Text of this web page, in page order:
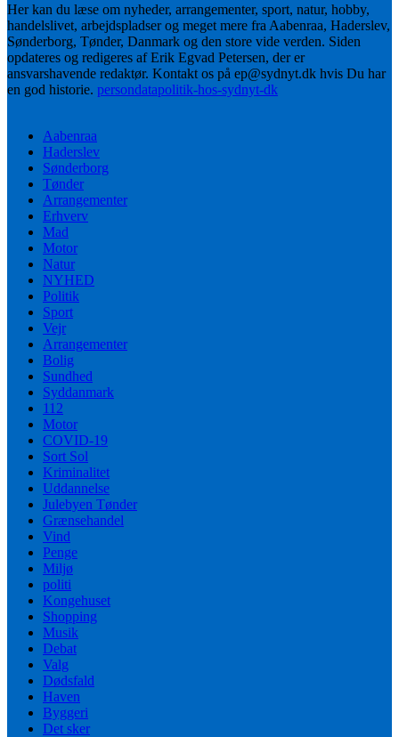
Her kan du læse om nyheder, arrangementer, sport, natur, hobby,
handelslivet, arbejdspladser og meget mere fra Aabenraa, Haderslev,
Sønderborg, Tønder, Danmark og den store vide verden. Siden
opdateres og redigeres af Erik Egvad Petersen, der er
ansvarshavende redaktør. Kontakt os på ep@sydnyt.dk hvis Du har
en god historie. persondatapolitik-hos-sydnyt-dk
Aabenraa
Haderslev
Sønderborg
Tønder
Arrangementer
Erhverv
Mad
Motor
Natur
NYHED
Politik
Sport
Vejr
Arrangementer
Bolig
Sundhed
Syddanmark
112
Motor
COVID-19
Sort Sol
Kriminalitet
Uddannelse
Julebyen Tønder
Grænsehandel
Vind
Penge
Miljø
politi
Kongehuset
Shopping
Musik
Debat
Valg
Dødsfald
Haven
Byggeri
Det sker